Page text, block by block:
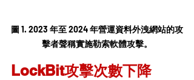
圖 1. 2023 年至 2024 年營運資料外洩網站的攻
擊者聲稱實施勒索軟體攻擊。
LockBit攻擊次數下降